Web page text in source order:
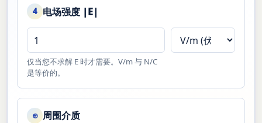
4 电场强度 |E|
仅当您不求解 E 时才需要。V/m 与 N/C
是等价的。
⊕ 周围介质